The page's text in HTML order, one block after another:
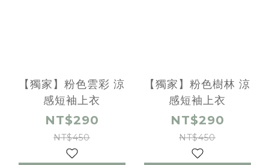
【獨家】粉色雲彩 涼
感短袖上衣
NT$290
NT$450
【獨家】粉色樹林 涼
感短袖上衣
NT$290
NT$450